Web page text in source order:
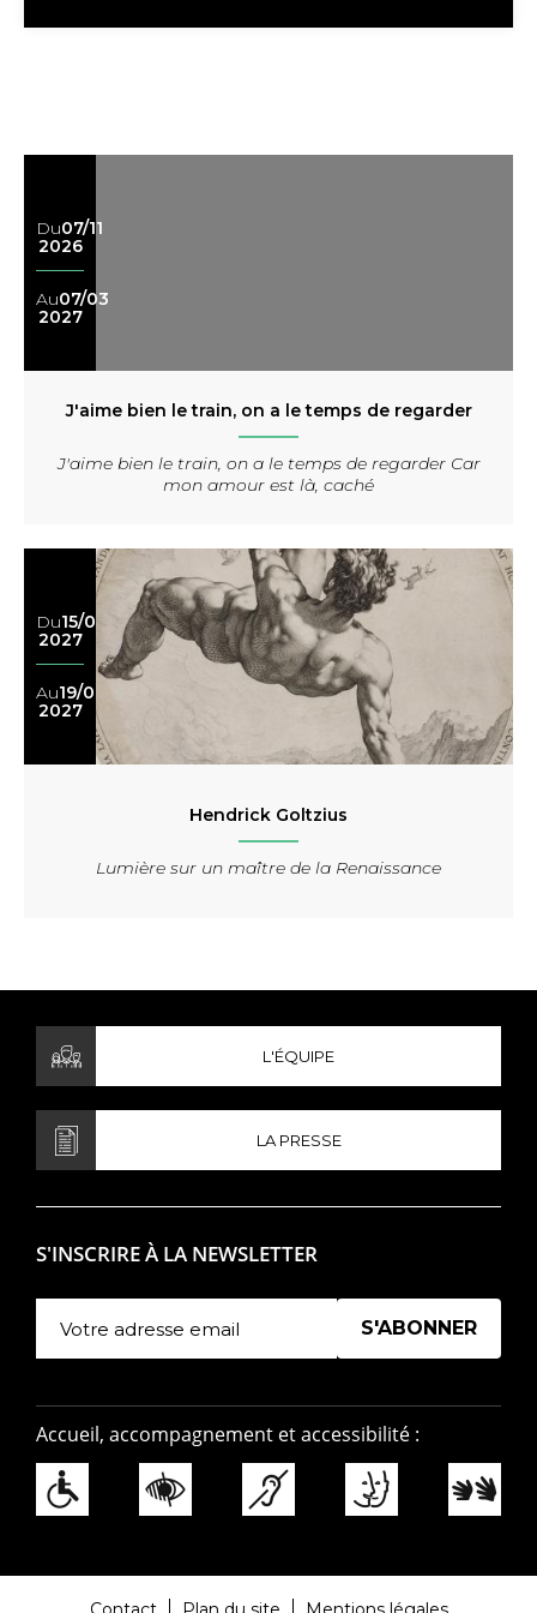
Du07/11
2026
Au07/03
2027
J'aime bien le train, on a le temps de regarder
J'aime bien le train, on a le temps de regarder Car
mon amour est là, caché
Du15/05
2027
Au19/09
2027
Hendrick Goltzius
Lumière sur un maître de la Renaissance
L'ÉQUIPE
LA PRESSE
S'INSCRIRE À LA NEWSLETTER
Accueil, accompagnement et accessibilité :